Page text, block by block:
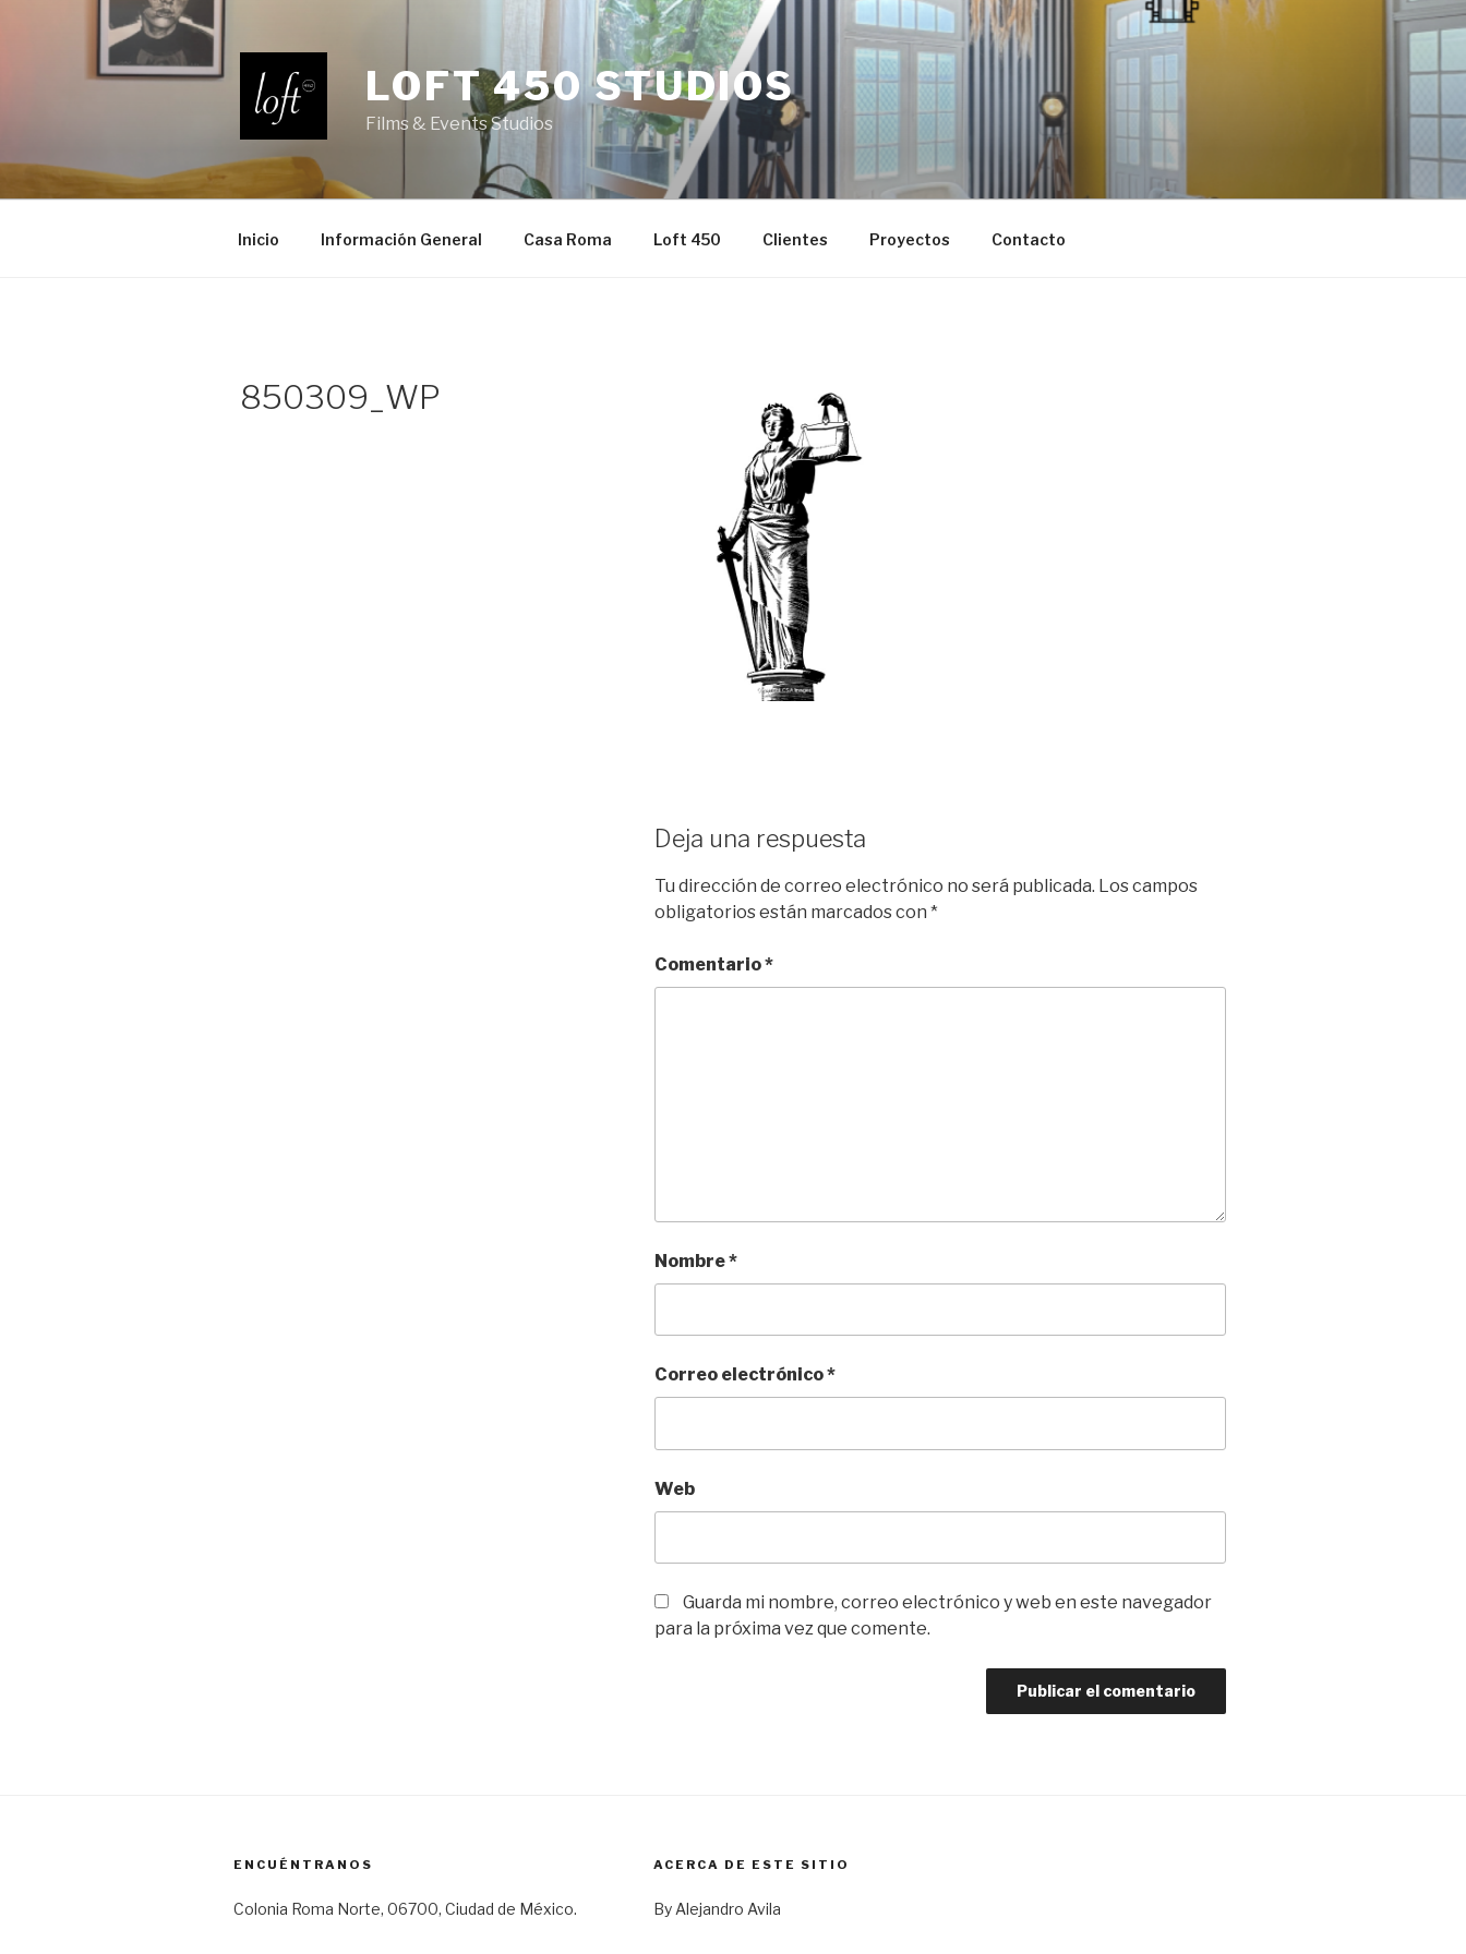
LOFT 450 STUDIOS
Films & Events Studios
Inicio Información General Casa Roma Loft 450 Clientes Proyectos Contacto
850309_WP
Deja una respuesta
Tu dirección de correo electrónico no será publicada. Los campos
obligatorios están marcados con *
Comentario*
Nombre*
Correo electrónico*
Web
Guarda mi nombre, correo electrónico y web en este navegador
para la próxima vez que comente.
ENCUÉNTRANOS
Colonia Roma Norte, 06700, Ciudad de México.
ACERCA DE ESTE SITIO
By Alejandro Avila